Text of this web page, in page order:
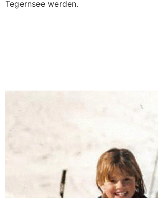
Tegernsee werden.